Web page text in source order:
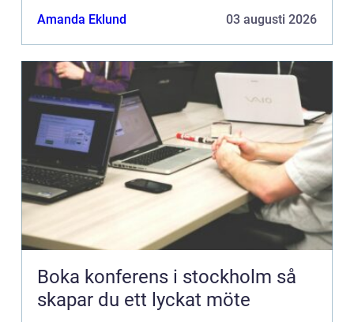
Amanda Eklund 03 augusti 2026
Boka konferens i stockholm så
skapar du ett lyckat möte